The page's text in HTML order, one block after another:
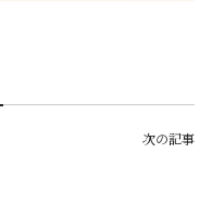
次の記事